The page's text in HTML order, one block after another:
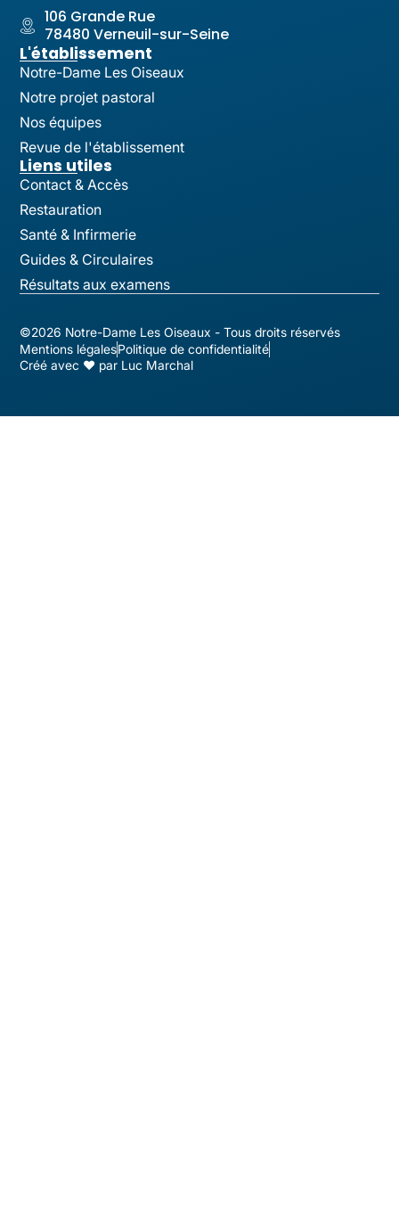
106 Grande Rue
78480 Verneuil-sur-Seine
L'établissement
Notre-Dame Les Oiseaux
Notre projet pastoral
Nos équipes
Revue de l'établissement
Liens utiles
Contact & Accès
Restauration
Santé & Infirmerie
Guides & Circulaires
Résultats aux examens
©2026 Notre-Dame Les Oiseaux - Tous droits réservés
Mentions légalesPolitique de confidentialité
Créé avec ♥ par Luc Marchal